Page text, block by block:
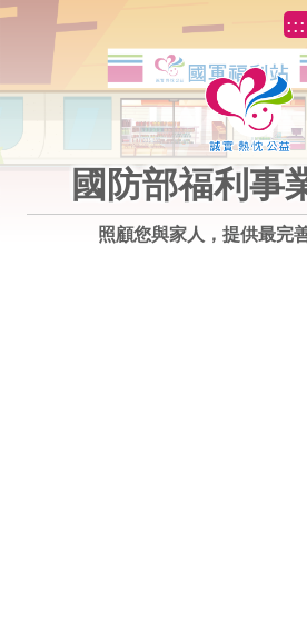
跳到主要內容
:::
國防部福利事
照顧您與家人，提供最完